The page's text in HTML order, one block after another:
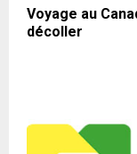
Voyage au
décoller